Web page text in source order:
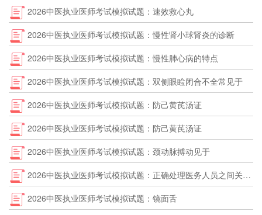
2026中医执业医师考试模拟试题：速效救心丸
2026中医执业医师考试模拟试题：慢性肾小球肾炎的诊断
2026中医执业医师考试模拟试题：慢性肺心病的特点
2026中医执业医师考试模拟试题：双侧眼睑闭合不全常见于
2026中医执业医师考试模拟试题：防己黄芪汤证
2026中医执业医师考试模拟试题：防己黄芪汤证
2026中医执业医师考试模拟试题：颈动脉搏动见于
2026中医执业医师考试模拟试题：正确处理医务人员之间关系的意义
2026中医执业医师考试模拟试题：镜面舌